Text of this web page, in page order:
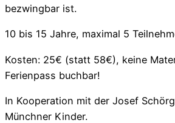
bezwingbar ist.
10 bis 15 Jahre, maximal 5
Kosten: 25€ (statt 58€), keine
Ferienpass buchbar!
In Kooperation mit der Josef
Münchner Kinder.